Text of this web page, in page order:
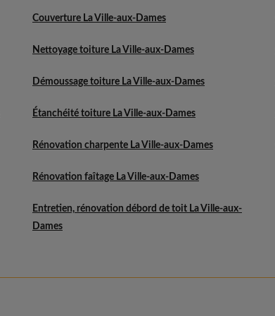
Couverture La Ville-aux-Dames
Nettoyage toiture La Ville-aux-Dames
Démoussage toiture La Ville-aux-Dames
Étanchéité toiture La Ville-aux-Dames
Rénovation charpente La Ville-aux-Dames
Rénovation faîtage La Ville-aux-Dames
Entretien, rénovation débord de toit La Ville-aux-
Dames